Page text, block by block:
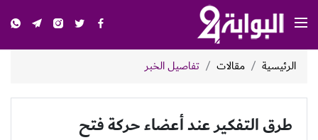
الرئيسية مقالات تفاصيل الخبر
طرق التفكير عند أعضاء حركة فتح